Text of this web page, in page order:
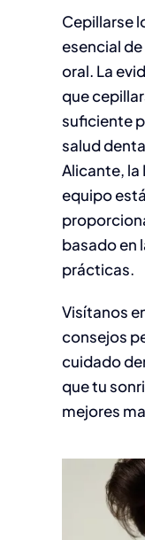
Cepillarse
esencial
oral. La
que
suficiente
salud
Alicante, la
equipo
basado en
prácticas.
Visítanos
consejos
cuidado
que tu
mejores